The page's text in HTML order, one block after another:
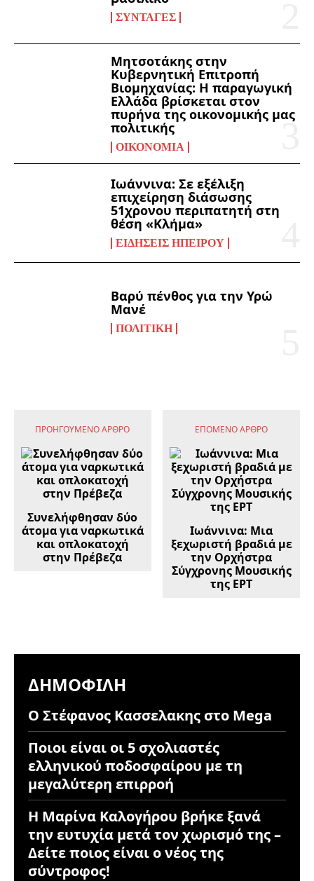
ΣΥΝΤΑΓΈΣ
Μητσοτάκης στην
Κυβερνητική Επιτροπή
Βιομηχανίας: Η παραγωγική
Ελλάδα βρίσκεται στον
πυρήνα της οικονομικής μας
πολιτικής
ΟΙΚΟΝΟΜΊΑ
Ιωάννινα: Σε εξέλιξη
επιχείρηση διάσωσης
51χρονου περιπατητή στη
θέση «Κλήμα»
ΕΙΔΉΣΕΙΣ ΗΠΕΊΡΟΥ
Βαρύ πένθος για την Υρώ
Μανέ
ΠΟΛΙΤΙΚΉ
ΠΡΟΗΓΟΎΜΕΝΟ ΆΡΘΡΟ
Συνελήφθησαν δύο
άτομα για ναρκωτικά
και οπλοκατοχή
στην Πρέβεζα
ΕΠΌΜΕΝΟ ΆΡΘΡΟ
Ιωάννινα: Μια
ξεχωριστή βραδιά με
την Ορχήστρα
Σύγχρονης Μουσικής
της ΕΡΤ
ΔΗΜΟΦΙΛΉ
Ο Στέφανος Κασσελακης στο Mega
Ποιοι είναι οι 5 σχολιαστές
ελληνικού ποδοσφαίρου με τη
μεγαλύτερη επιρροή
Η Μαρίνα Καλογήρου βρήκε ξανά
την ευτυχία μετά τον χωρισμό της –
Δείτε ποιος είναι ο νέος της
σύντροφος!